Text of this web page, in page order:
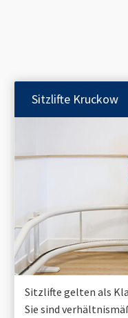
Sitzlifte Kruckow
Sitzlifte gelten als
Sie sind